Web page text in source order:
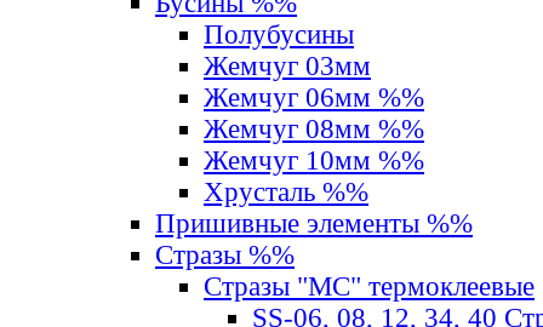
Полубусины
Жемчуг 03мм
Жемчуг 06мм %%
Жемчуг 08мм %%
Жемчуг 10мм %%
Хрусталь %%
Пришивные элементы %%
Стразы %%
Стразы "MС" термоклеевые
SS-06, 08, 12, 34, 40